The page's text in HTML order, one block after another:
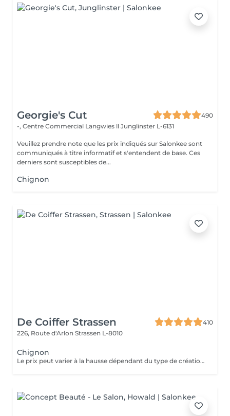
Georgie's Cut
490
-, Centre Commercial Langwies ll Junglinster L-6131
Veuillez prendre note que les prix indiqués sur Salonkee sont
communiqués à titre informatif et s'entendent de base. Ces
derniers sont susceptibles de...
Chignon
De Coiffer Strassen
410
226, Route d'Arlon Strassen L-8010
Chignon
Le prix peut varier à la hausse dépendant du type de création finalement réalisée.